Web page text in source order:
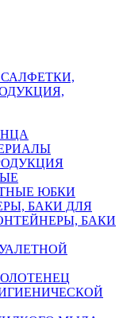
ЮБКИ
БАКИ ДЛЯ
БАКИ